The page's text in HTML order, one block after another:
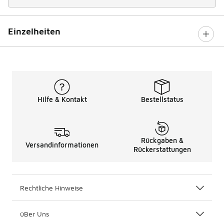
Einzelheiten
Hilfe & Kontakt Bestellstatus
Versandinformationen
Rückgaben &
Rückerstattungen
Rechtliche Hinweise
üBer Uns